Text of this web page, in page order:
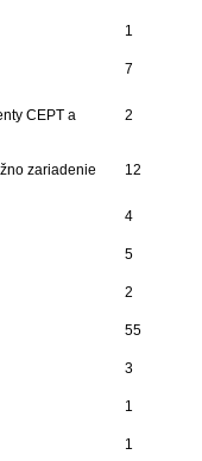
1
7
CEPT a
2
zariadenie
12
4
5
2
55
3
1
1